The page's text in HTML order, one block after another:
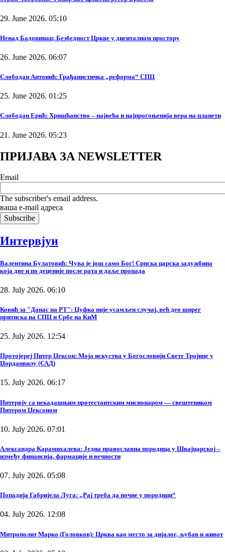
29. June 2026. 05:10
Ненад Бадовинац: Безбедност Цркве у дигиталном простору
26. June 2026. 06:07
Слободан Антонић: Грађанистичка „реформа“ СПЦ
25. June 2026. 01:25
Слободан Ерић: Хришћанство – највећа и најпрогоњенија вера на планети
21. June 2026. 05:23
ПРИЈАВА ЗА NEWSLETTER
Email
The subscriber's email address.
ваша е-mail адреса
Интервјуи
Валентина Булатовић: Чува је још само Бог! Српска царска задужбина
која две и по деценије после рата и даље пропада
28. July 2026. 06:10
Ковић за "Данас на РТ": Џуфка није усамљен случај, већ део ширег
притиска на СПЦ и Србе на КиМ
25. July 2026. 12:54
Протојереј Питер Џексон: Моја искуства у Богословији Свете Тројице у
Џорданвилу (САД)
15. July 2026. 06:17
Интервју са некадашњим протестантским мисионаром — свештеником
Питером Џексоном
10. July 2026. 07:01
Александра Карамихалева: Једна православна породица у Швајцарској –
између финансија, фармације и вечности
07. July 2026. 05:08
Попадија Габријела Луга: „Рај треба да почне у породици“
04. July 2026. 12:08
Митрополит Марко (Головков): Црква као место за дијалог, љубав и живот